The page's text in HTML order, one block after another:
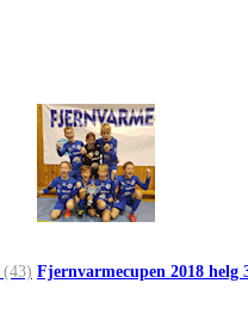
(43) Fjernvarmecupen 2018 helg